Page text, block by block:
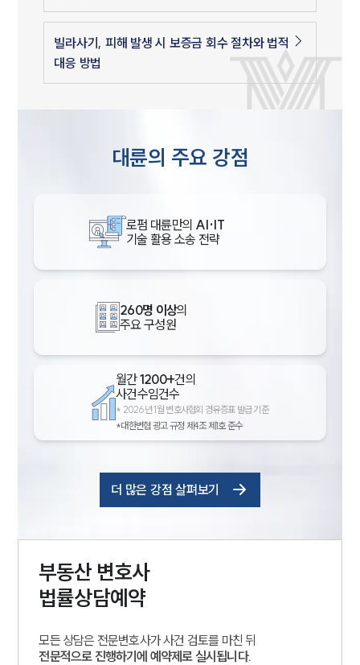
빌라사기, 피해 발생 시 보증금 회수 절차와 법적
대응 방법
대륜의 주요 강점
로펌 대륜만의 AI·IT
기술 활용 소송 전략
260명 이상의
주요 구성원
월간1200+건의
사건수임건수
* 2026년 1월 변호사협회 경유증표 발급 기준
*대한변협 광고 규정 제4조 제1호 준수
더 많은 강점 살펴보기
부동산 변호사
법률상담예약
모든 상담은 전문변호사가 사건 검토를 마친 뒤
전문적으로 진행하기에 예약제로 실시됩니다.